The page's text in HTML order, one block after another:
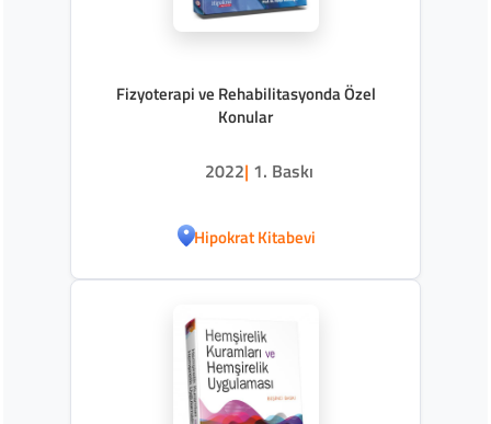
Fizyoterapi ve Rehabilitasyonda Özel
Konular
2022| 1. Baskı
Hipokrat Kitabevi